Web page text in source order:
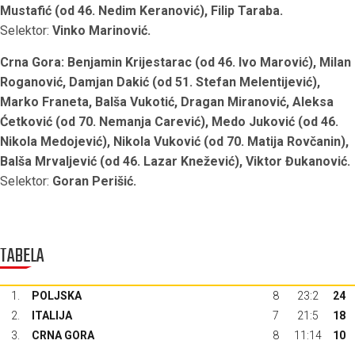
Mustafić (od 46. Nedim Keranović), Filip Taraba.
Selektor: Vinko Marinović.
Crna Gora: Benjamin Krijestarac (od 46. Ivo Marović), Milan
Roganović, Damjan Dakić (od 51. Stefan Melentijević),
Marko Franeta, Balša Vukotić, Dragan Miranović, Aleksa
Ćetković (od 70. Nemanja Carević), Medo Juković (od 46.
Nikola Medojević), Nikola Vuković (od 70. Matija Rovčanin),
Balša Mrvaljević (od 46. Lazar Knežević), Viktor Đukanović.
Selektor: Goran Perišić.
TABELA
1. POLJSKA 8 23:2
24
2.
ITALIJA 7 21:5
18
3.
CRNA GORA 8 11:14
10